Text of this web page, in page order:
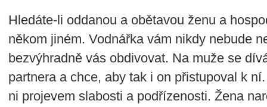
Hledáte-li oddanou a obětavou ženu a
někom jiném. Vodnářka vám nikdy nebude
bezvýhradně vás obdivovat. Na muže se
partnera a chce, aby tak i on přistupoval k
ni projevem slabosti a podřízenosti. Žena